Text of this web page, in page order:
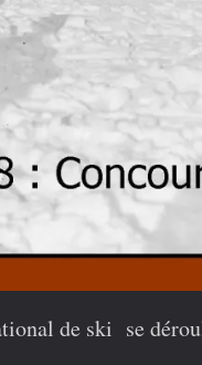
de ski se